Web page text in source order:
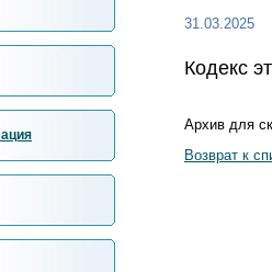
31.03.2025
Кодекс
Архив для
Возврат к